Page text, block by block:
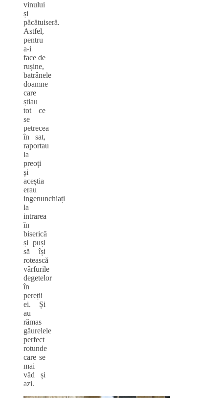
vinului
și
păcătuiseră.
Astfel,
pentru
a-i
face de
rușine,
batrânele
doamne
care
știau
tot ce
se
petrecea
în sat,
raportau
la
preoți
și
aceștia
erau
ingenunchiați
la
intrarea
în
biserică
și puși
să își
rotească
vârfurile
degetelor
în
pereții
ei. Și
au
rămas
găurelele
perfect
rotunde
care se
mai
văd și
azi.